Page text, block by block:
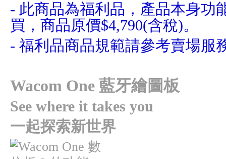
- 此商品為福利品，產品本身功
買，商品原價$4,790(含稅)。
- 福利品商品規範請參考賣場服
Wacom One 藍牙繪圖板
See where it takes you
一起探索新世界